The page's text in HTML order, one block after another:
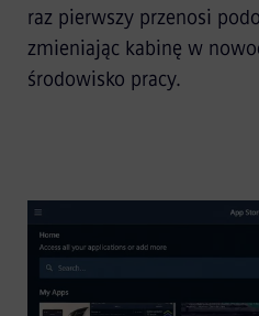
raz pierwszy przenosi
zmieniając kabinę w
środowisko pracy.